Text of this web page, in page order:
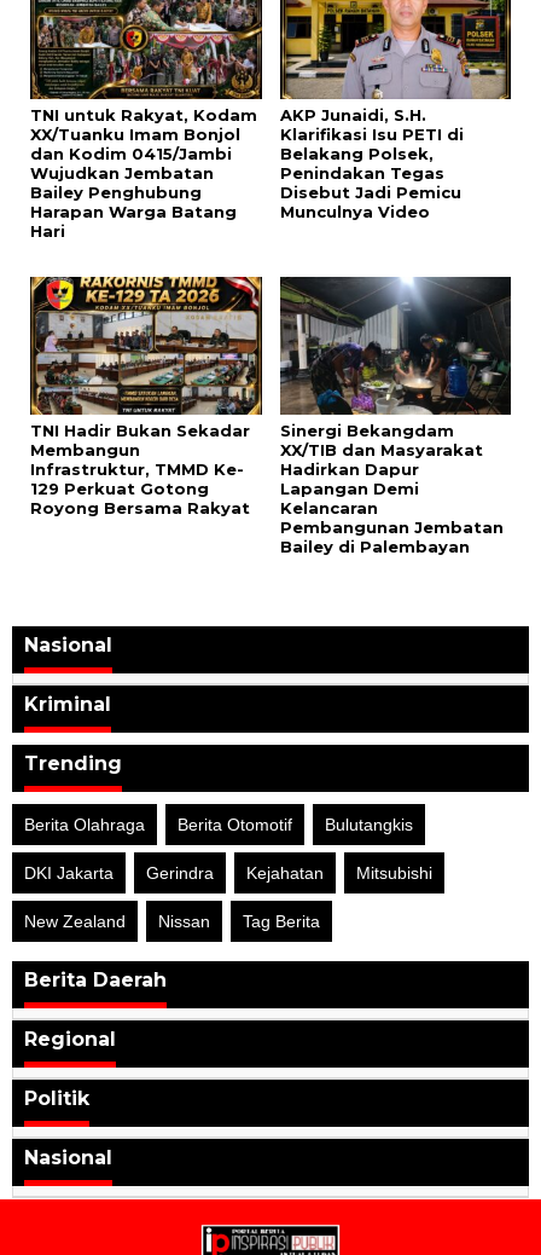
TNI untuk Rakyat, Kodam
XX/Tuanku Imam Bonjol
dan Kodim 0415/Jambi
Wujudkan Jembatan
Bailey Penghubung
Harapan Warga Batang
Hari
AKP Junaidi, S.H.
Klarifikasi Isu PETI di
Belakang Polsek,
Penindakan Tegas
Disebut Jadi Pemicu
Munculnya Video
TNI Hadir Bukan Sekadar
Membangun
Infrastruktur, TMMD Ke-
129 Perkuat Gotong
Royong Bersama Rakyat
Sinergi Bekangdam
XX/TIB dan Masyarakat
Hadirkan Dapur
Lapangan Demi
Kelancaran
Pembangunan Jembatan
Bailey di Palembayan
Nasional
Kriminal
Trending
Berita Olahraga Berita Otomotif Bulutangkis
DKI Jakarta Gerindra Kejahatan Mitsubishi
New Zealand Nissan Tag Berita
Berita Daerah
Regional
Politik
Nasional